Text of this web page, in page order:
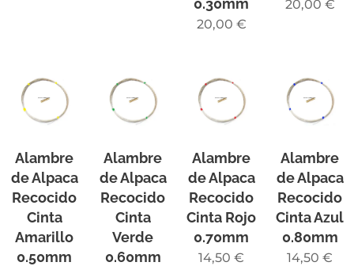
20,00 €
20,00 €
Alambre
de Alpaca
Recocido
Cinta
Amarillo
0.50mm
Alambre
de Alpaca
Recocido
Cinta
Verde
0.60mm
Alambre
de Alpaca
Recocido
Cinta Rojo
0.70mm
14,50 €
Alambre
de Alpaca
Recocido
Cinta Azul
0.80mm
14,50 €